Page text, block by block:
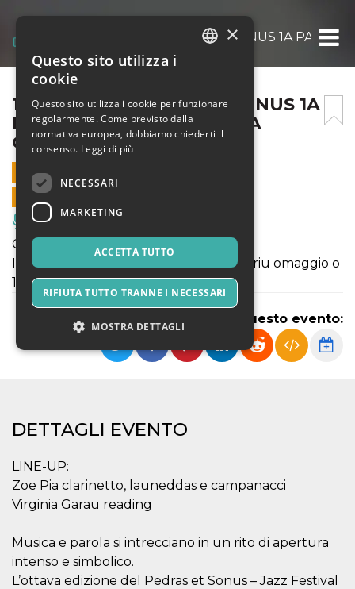
17 AGOSTO PEDRAS ET SONUS 1A
17 AGOSTO PEDRAS ET SONUS 1A
PARTE: ZOE PIA + VIRGINIA
GARAU “FILASTIN”
17 AGOSTO 2025 - 21:30
VENDITE ONLINE TERMINATE
Musica, Eventi Live, Club
Concerto del 17 agosto ore 21:30
Incluso nel biglietto un calice di vino ariu omaggio o
1 bottiglietta d'acqua.
Condividi questo evento:
DETTAGLI EVENTO
LINE-UP:
Zoe Pia clarinetto, launeddas e campanacci
Virginia Garau reading
Musica e parola si intrecciano in un rito di apertura
intenso e simbolico.
L’ottava edizione del Pedras et Sonus – Jazz Festival
×
Questo sito utilizza i
cookie
Questo sito utilizza i cookie per funzionare
regolarmente. Come previsto dalla
normativa europea, dobbiamo chiederti il
consenso. Leggi di più
NECESSARI
MARKETING
ACCETTA TUTTO
RIFIUTA TUTTO TRANNE I NECESSARI
MOSTRA DETTAGLI
indispensabili al funzionamento del sito. I
servizi qui presenti non potranno funzionare
Nome
Dominio
Scadenza Descrizione
cf_clearance
.oooh.events
stores the proof
used to no